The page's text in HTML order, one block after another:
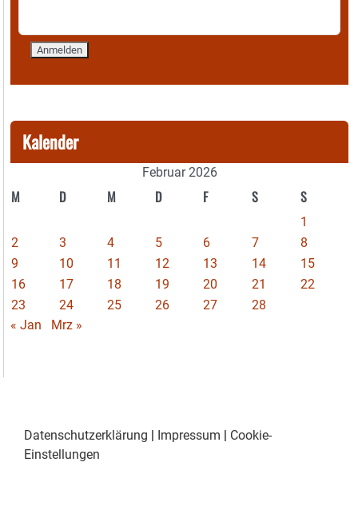
Kalender
Februar 2026
M D M D F S S
1
2
3 4 5 6 7
8
9
10 11 12 13 14
15
16
17 18 19 20 21
22
23
24 25 26 27
28
« Jan
Mrz »
Datenschutzerklärung | Impressum | Cookie-
Einstellungen